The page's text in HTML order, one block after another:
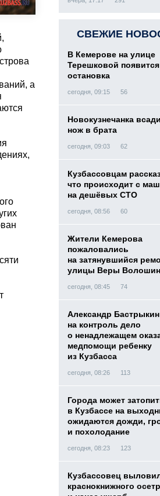
а
СВЕЖИЕ
В Кемерове на улице
Терешковой
остановка
сегодня, 09:15 56
Новокузнечанка
нож в брата
сегодня, 09:03 62
Кузбассовцам
что происходит с
на дешёвых СТО
сегодня, 08:56 60
Жители Кемерова
пожаловались
на затянувшийся
улицы Веры
сегодня, 08:45 74
Александр
на контроль дело
о ненадлежащем
медпомощи ребенку
из Кузбасса
сегодня, 08:26 113
Города может
в Кузбассе на
ожидаются дожди,
и похолодание
сегодня, 08:23 123
Кузбассовец
краснокнижного